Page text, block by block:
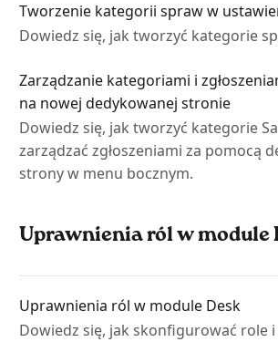
Tworzenie kategorii spraw w
Dowiedz się, jak tworzyć kategorie
Zarządzanie kategoriami i
na nowej dedykowanej stronie
Dowiedz się, jak tworzyć kategorie
zarządzać zgłoszeniami za pomocą
strony w menu bocznym.
Uprawnienia ról w module
Uprawnienia ról w module Desk
Dowiedz się, jak skonfigurować role